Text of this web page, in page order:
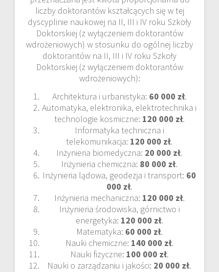
liczby doktorantów kształcących się w tej
dyscyplinie naukowej na II, III i IV roku Szkoły
Doktorskiej (z wyłączeniem doktorantów
wdrożeniowych) w stosunku do ogólnej liczby
doktorantów na II, III i IV roku Szkoły
Doktorskiej (z wyłączeniem doktorantów
wdrożeniowych):
Architektura i urbanistyka: 60 000 zł.
Automatyka, elektronika, elektrotechnika i
technologie kosmiczne: 120 000 zł.
Informatyka techniczna i
telekomunikacja: 120 000 zł.
Inżynieria biomedyczna: 20 000 zł.
Inżynieria chemiczna: 80 000 zł.
Inżynieria lądowa, geodezja i transport: 60
000 zł.
Inżynieria mechaniczna: 120 000 zł.
Inżynieria środowiska, górnictwo i
energetyka: 120 000 zł.
Matematyka: 60 000 zł.
Nauki chemiczne: 140 000 zł.
Nauki fizyczne: 100 000 zł.
Nauki o zarządzaniu i jakości: 20 000 zł.